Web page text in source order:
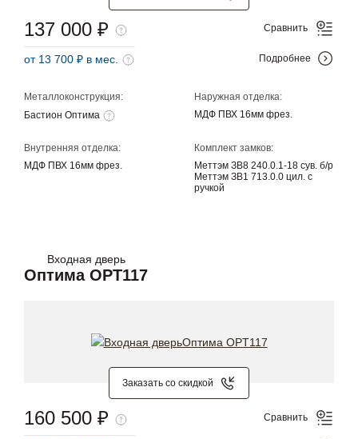
Металлоконструкция:
Бастион Оптима
Наружная отделка:
МДФ ПВХ 16мм фрез.
Внутренняя отделка:
МДФ ПВХ 16мм фрез.
Комплект замков:
Меттэм ЗВ8 240.0.1-18 сув. б/р
Меттэм ЗВ1 713.0.0 цил. с
ручкой
137 000 ₽
от 13 700 ₽ в мес.
Сравнить
Подробнее
Входная дверь
Оптима OPT117
Заказать со скидкой
160 500 ₽ Сравнить